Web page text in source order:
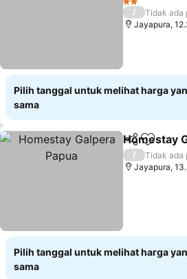
2 Bintang
/
Tidak ada
Jayapura,
Pilih tanggal untuk melihat harga
sama
Bagikan
Homestay
/
Tidak ada
Jayapura,
Pilih tanggal untuk melihat harga
sama